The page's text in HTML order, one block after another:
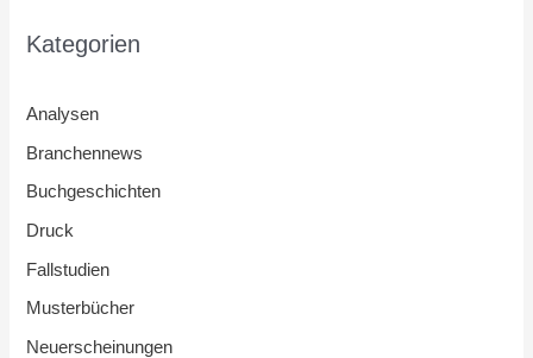
Kategorien
Analysen
Branchennews
Buchgeschichten
Druck
Fallstudien
Musterbücher
Neuerscheinungen